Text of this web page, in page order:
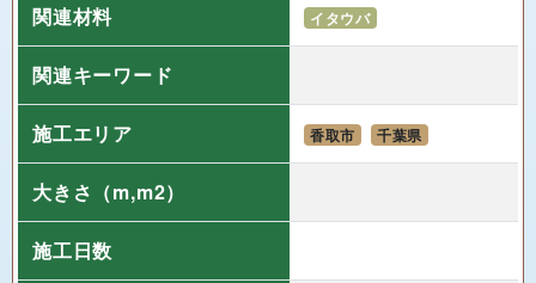
関連材料 イタウバ
関連キーワード
施工エリア 香取市 千葉県
大きさ （m,m2）
施工日数